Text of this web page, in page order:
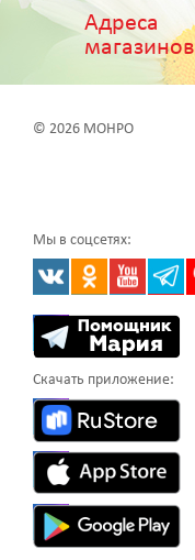
Адреса
магазинов
© 2026 МОНРО
Мы в соцсетях:
Скачать приложение: